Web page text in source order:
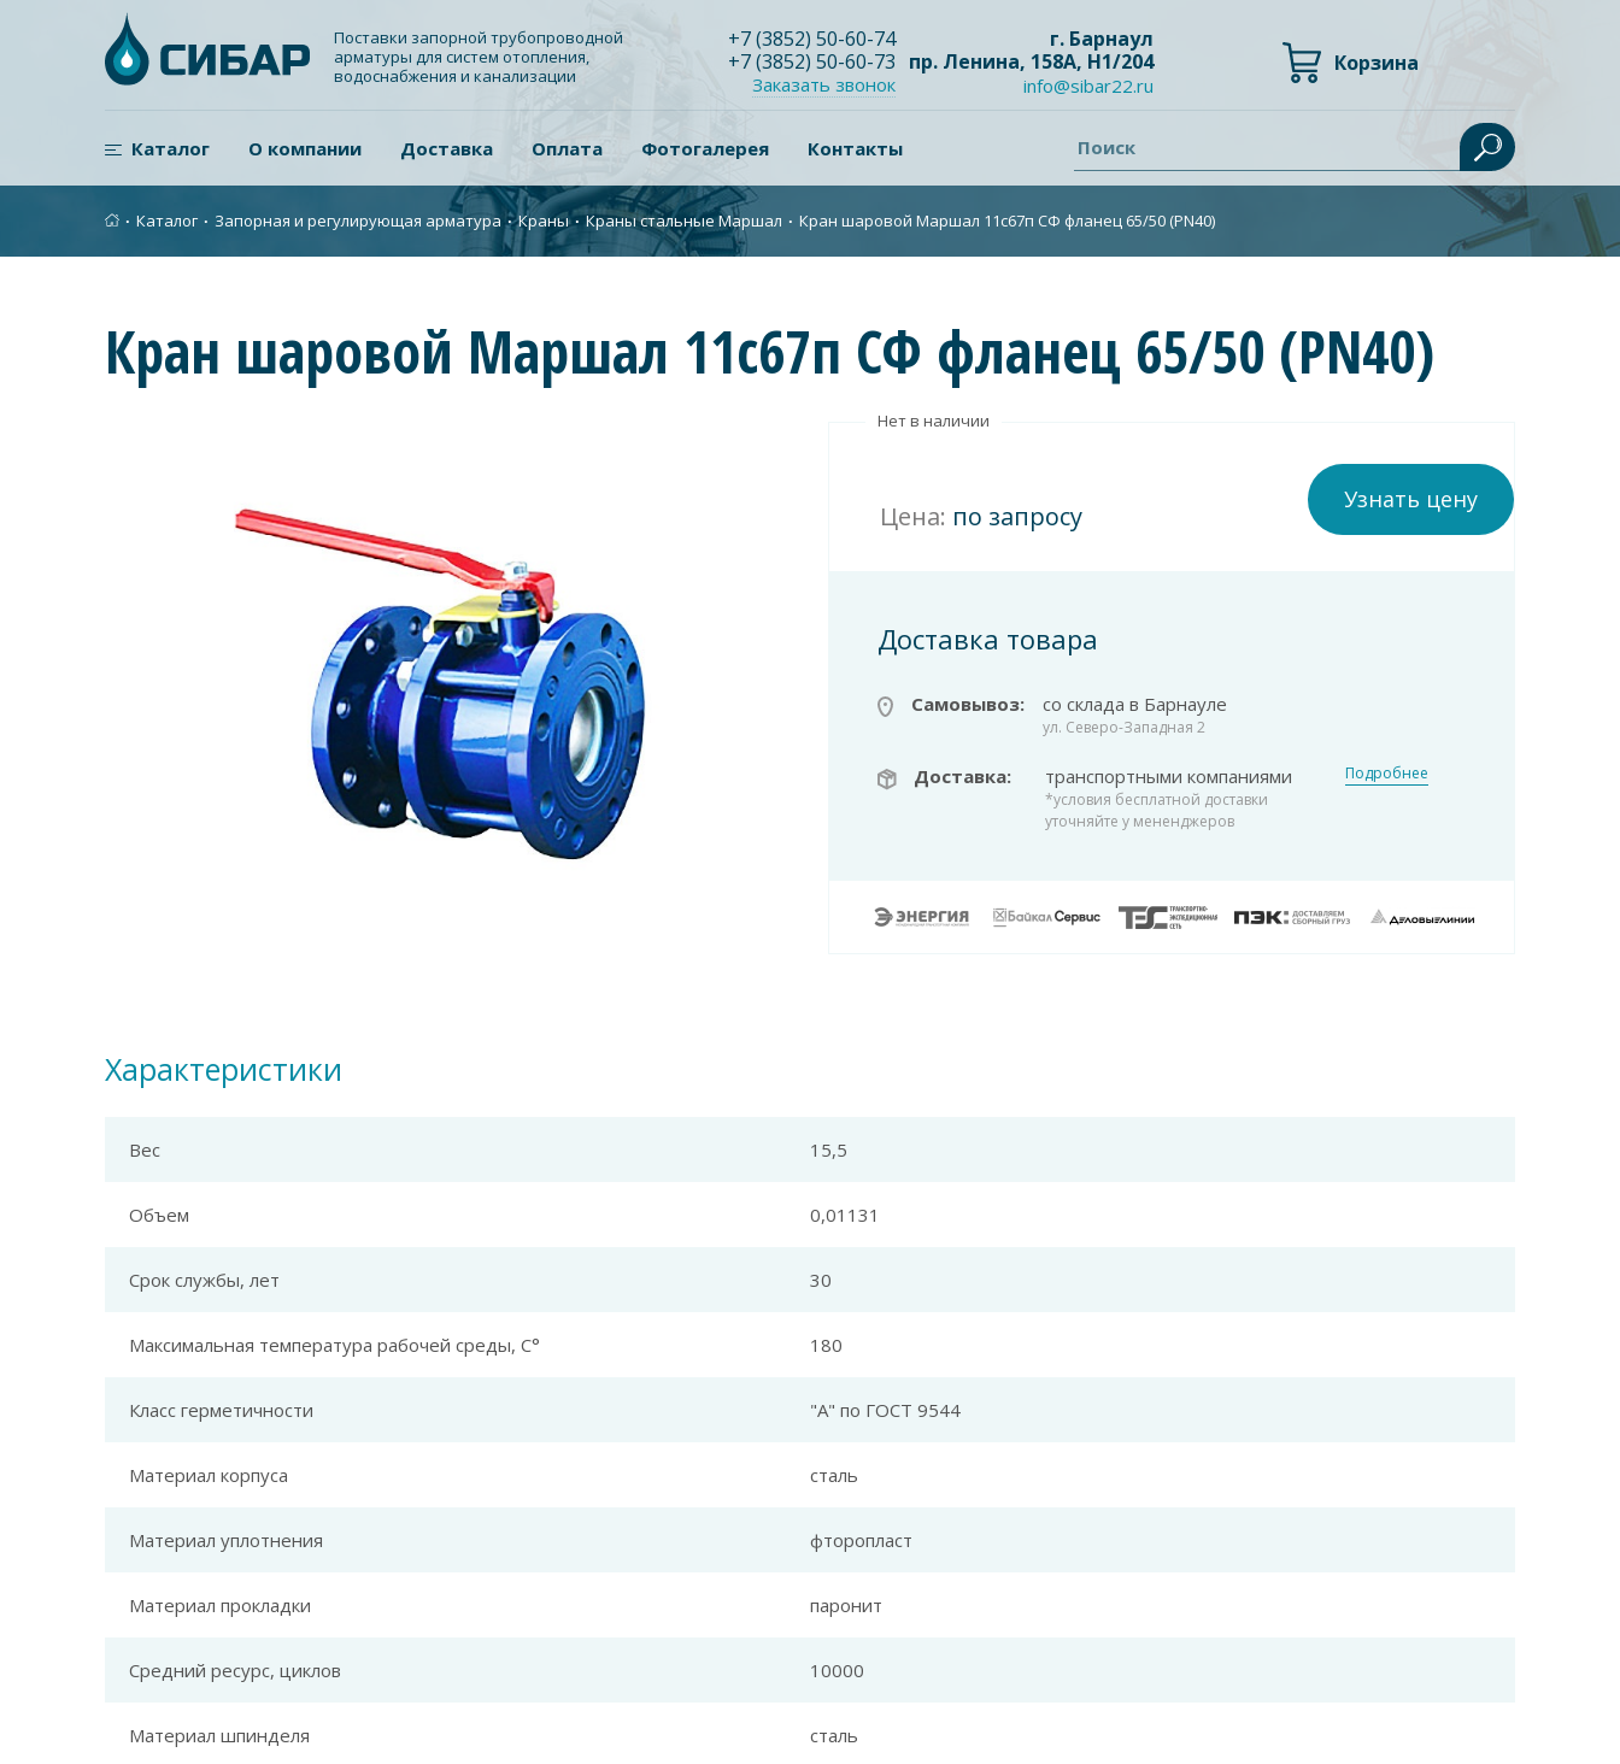
Поставки запорной трубопроводной
арматуры для систем отопления,
водоснабжения и канализации
+7(3852) 50-60-74
+7(3852) 50-60-73
Заказать звонок
г. Барнаул
пр. Ленина, 158А, Н1/204
info@sibar22.ru
Корзина
Каталог О компании Доставка Оплата Фотогалерея Контакты Поиск
∙ Каталог ∙ Запорная и регулирующая арматура ∙Краны ∙Краны стальные Маршал ∙ Кран шаровой Маршал 11с67п СФ фланец 65/50 (PN40)
Кран шаровой Маршал 11с67п СФ фланец 65/50 (PN40)
Нет в наличии
Цена: по запросу
Узнать цену
Доставка товара
Самовывоз: со склада в Барнауле
ул. Северо-Западная 2
Доставка: транспортными компаниями
*условия бесплатной доставки
уточняйте у мененджеров
Подробнее
Характеристики
Вес 15,5
Объем 0,01131
Срок службы, лет 30
Максимальная температура рабочей среды, С° 180
Класс герметичности "А" по ГОСТ 9544
Материал корпуса сталь
Материал уплотнения фторопласт
Материал прокладки паронит
Средний ресурс, циклов 10000
Материал шпинделя сталь